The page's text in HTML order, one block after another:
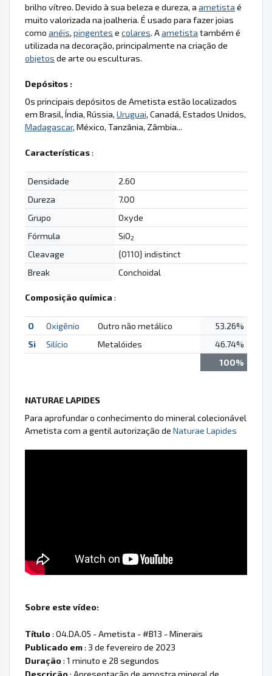
brilho vítreo. Devido à sua beleza e dureza, a ametista é
muito valorizada na joalheria. É usado para fazer joias
como anéis, pingentes e colares. Aametista também é
utilizada na decoração, principalmente na criação de
objetos de arte ou esculturas.
Depósitos :
Os principais depósitos de Ametista estão localizados
em Brasil, Índia, Rússia, Uruguai, Canadá, Estados Unidos,
Madagascar, México, Tanzânia, Zâmbia...
Características:
Densidade
2.60
Dureza
7.00
Grupo
Oxyde
Fórmula
SiO2
Cleavage
{0110} indistinct
Break
Conchoidal
Composição química :
O Oxigênio Outro não metálico
53.26%
Si
Silício Metalóides
46.74%
100%
NATURAE LAPIDES
Para aprofundar o conhecimento do mineral colecionável
Ametista com a gentil autorização de Naturae Lapides
Sobre este vídeo:
Título: 04.DA.05 - Ametista - #B13 - Minerais
Publicado em: 3 de fevereiro de 2023
Duração: 1 minuto e 28 segundos
Descrição: Apresentação de amostra mineral de